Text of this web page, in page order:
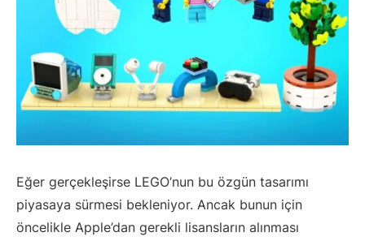
Eğer gerçekleşirse LEGO’nun bu özgün tasarımı
piyasaya sürmesi bekleniyor. Ancak bunun için
öncelikle Apple’dan gerekli lisansların alınması